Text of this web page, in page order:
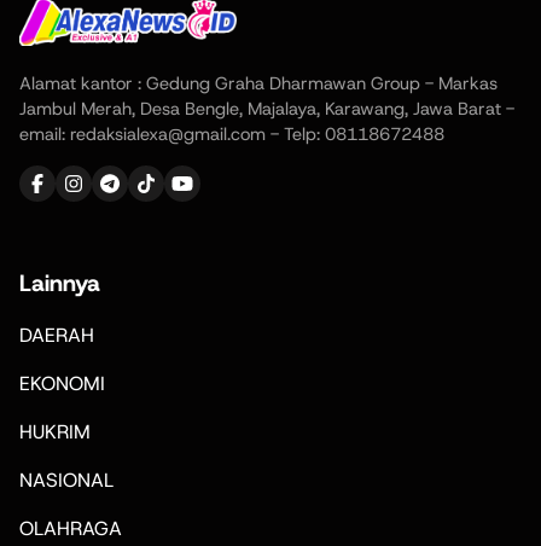
Alamat kantor : Gedung Graha Dharmawan Group - Markas
Jambul Merah, Desa Bengle, Majalaya, Karawang, Jawa Barat -
email: redaksialexa@gmail.com - Telp: 08118672488
Lainnya
DAERAH
EKONOMI
HUKRIM
NASIONAL
OLAHRAGA